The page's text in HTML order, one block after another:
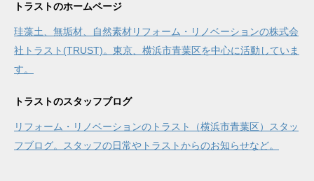
トラストのホームページ
珪藻土、無垢材、自然素材リフォーム・リノベーションの株式会
社トラスト(TRUST)。東京、横浜市青葉区を中心に活動していま
す。
トラストのスタッフブログ
リフォーム・リノベーションのトラスト（横浜市青葉区）スタッ
フブログ。スタッフの日常やトラストからのお知らせなど。